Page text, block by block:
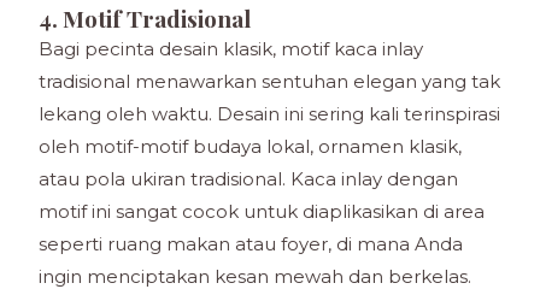
4. Motif Tradisional
Bagi pecinta desain klasik, motif kaca inlay
tradisional menawarkan sentuhan elegan yang tak
lekang oleh waktu. Desain ini sering kali terinspirasi
oleh motif-motif budaya lokal, ornamen klasik,
atau pola ukiran tradisional. Kaca inlay dengan
motif ini sangat cocok untuk diaplikasikan di area
seperti ruang makan atau foyer, di mana Anda
ingin menciptakan kesan mewah dan berkelas.